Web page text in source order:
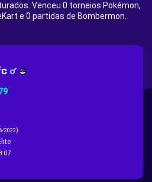
Venceu 0 torneios Pokémon,
e 0 partidas de Bombermon.
2023)